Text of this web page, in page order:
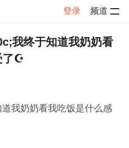
登录 频道
帖子详情
我终于知道我奶奶看
了☪
我奶奶看我吃饭是什么感